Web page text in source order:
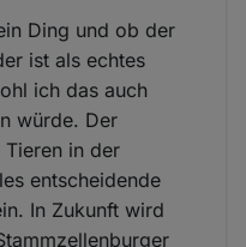
Ding und ob der
ist als echtes
ich das auch
würde. Der
in der
entscheidende
In Zukunft wird